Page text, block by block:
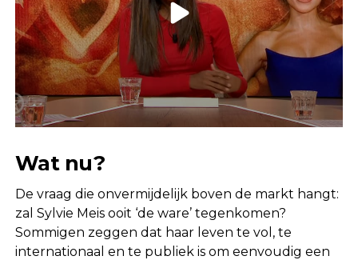
Wat nu?
De vraag die onvermijdelijk boven de markt hangt:
zal Sylvie Meis ooit ‘de ware’ tegenkomen?
Sommigen zeggen dat haar leven te vol, te
internationaal en te publiek is om eenvoudig een